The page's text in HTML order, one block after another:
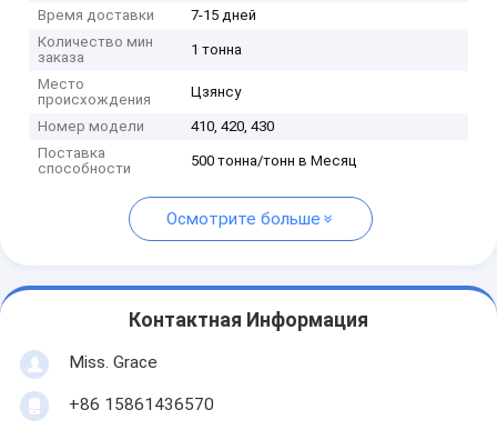
Время доставки
7-15 дней
Количество мин
заказа
1 тонна
Место
происхождения
Цзянсу
Номер модели
410, 420, 430
Поставка
способности
500 тонна/тонн в Месяц
Осмотрите больше
Контактная Информация
Miss. Grace
+86 15861436570